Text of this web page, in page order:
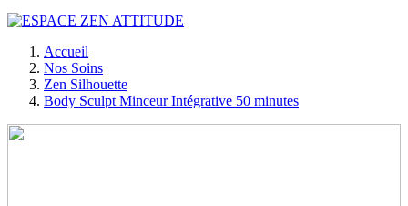
Accueil
Nos Soins
Zen Silhouette
Body Sculpt Minceur Intégrative 50 minutes